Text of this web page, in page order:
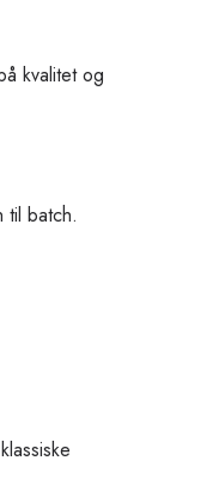
kvalitet og
til batch.